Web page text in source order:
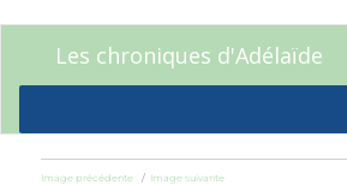
Les chroniques d'Adélaïde
Image précédente Image suivante